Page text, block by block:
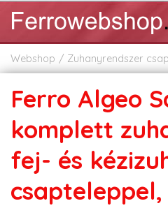
Webshop Zuhanyrendszer
Ferro Algeo
komplett
fej- és